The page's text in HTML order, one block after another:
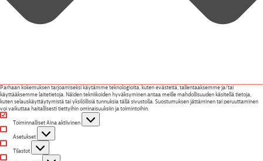
Parhaan kokemuksen tarjoamiseksi käytämme teknologioita, kuten evästeitä, tallentaaksemme ja/tai
käyttääksemme laitetietoja. Näiden tekniikoiden hyväksyminen antaa meille mahdollisuuden käsitellä tietoja,
kuten selauskäyttäytymistä tai yksilöllisiä tunnuksia tällä sivustolla. Suostumuksen jättäminen tai peruuttaminen
voi vaikuttaa haitallisesti tiettyihin ominaisuuksiin ja toimintoihin.
Toiminnalliset Aina aktiivinen
Asetukset
Asetukset
Tilastot
Tilastot
Markkinointi